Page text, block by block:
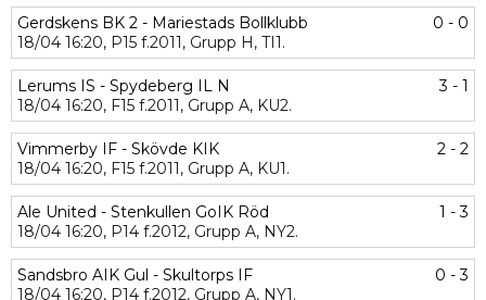
Gerdskens BK 2 - Mariestads Bollklubb
0 - 0
18/04 16:20, P15 f.2011, Grupp H, TI1.
Lerums IS - Spydeberg IL N
3 - 1
18/04 16:20, F15 f.2011, Grupp A, KU2.
Vimmerby IF - Skövde KIK
2 - 2
18/04 16:20, F15 f.2011, Grupp A, KU1.
Ale United - Stenkullen GoIK Röd
1 - 3
18/04 16:20, P14 f.2012, Grupp A, NY2.
Sandsbro AIK Gul - Skultorps IF
0 - 3
18/04 16:20, P14 f.2012, Grupp A, NY1.